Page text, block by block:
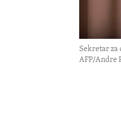
Sekretar za
AFP/Andre